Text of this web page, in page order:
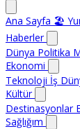
Ana Sayfa 🏖️
Haberler
Dünya Politika
Ekonomi
Teknoloji İş
Kültür
Destinasyonlar
Sağlığım